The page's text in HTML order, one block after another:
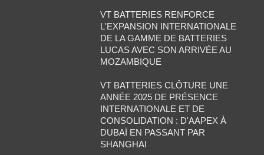
VT BATTERIES RENFORCE
L'EXPANSION INTERNATIONALE
DE LA GAMME DE BATTERIES
LUCAS AVEC SON ARRIVÉE AU
MOZAMBIQUE
VT BATTERIES CLÔTURE UNE
ANNÉE 2025 DE PRÉSENCE
INTERNATIONALE ET DE
CONSOLIDATION : D'AAPEX À
DUBAÏ EN PASSANT PAR
SHANGHAI